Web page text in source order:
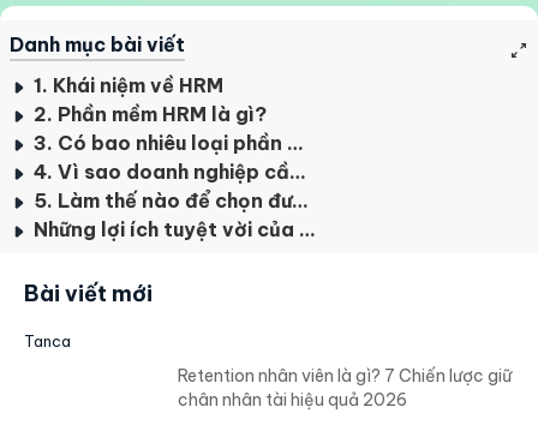
Danh mục bài viết
1. Khái niệm về HRM
2. Phần mềm HRM là gì?
3. Có bao nhiêu loại phần mềm HRM?
4. Vì sao doanh nghiệp cần sử dụng phần mềm HRM?
5. Làm thế nào để chọn được phần mềm HRM chất lượng?
Những lợi ích tuyệt vời của phần mềm Tanca
Bài viết mới
Tanca
Retention nhân viên là gì? 7 Chiến lược giữ
chân nhân tài hiệu quả 2026